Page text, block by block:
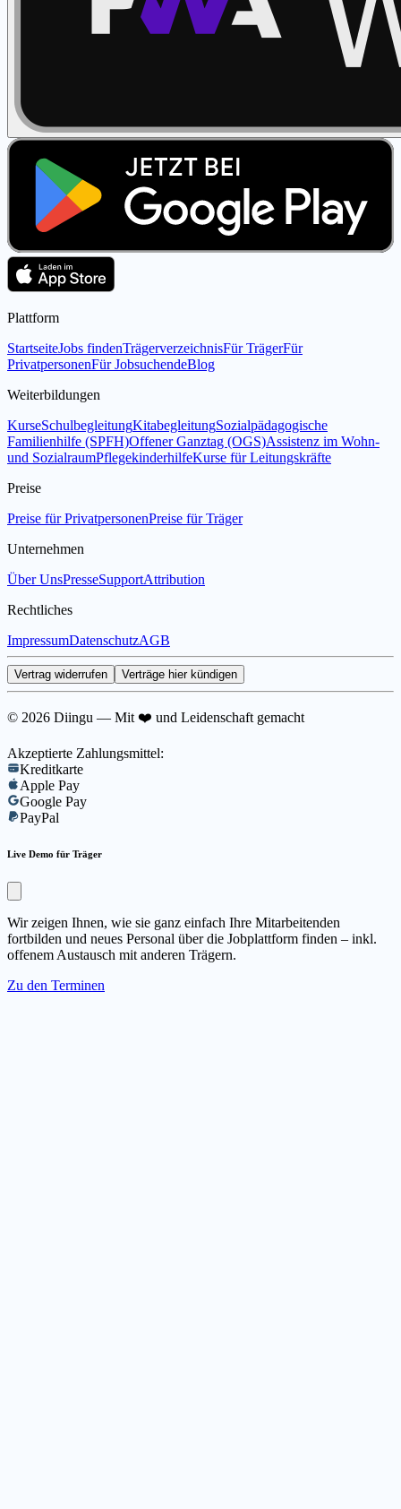
Plattform
StartseiteJobs findenTrägerverzeichnisFür TrägerFür
PrivatpersonenFür JobsuchendeBlog
Weiterbildungen
KurseSchulbegleitungKitabegleitungSozialpädagogische
Familienhilfe (SPFH)Offener Ganztag (OGS)Assistenz im Wohn-
und SozialraumPflegekinderhilfeKurse für Leitungskräfte
Preise
Preise für PrivatpersonenPreise für Träger
Unternehmen
Über UnsPresseSupportAttribution
Rechtliches
ImpressumDatenschutzAGB
Vertrag widerrufen Verträge hier kündigen
© 2026 Diingu — Mit ❤️ und Leidenschaft gemacht
Akzeptierte Zahlungsmittel:
Kreditkarte
Apple Pay
Google Pay
PayPal
Live Demo für Träger
Wir zeigen Ihnen, wie sie ganz einfach Ihre Mitarbeitenden
fortbilden und neues Personal über die Jobplattform finden – inkl.
offenem Austausch mit anderen Trägern.
Zu den Terminen